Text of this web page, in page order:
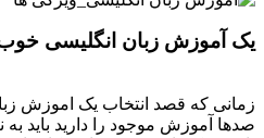
یک آموزش زبان انگلیسی
زمانی که قصد انتخاب یک اموزش
صدها آموزش موجود را دارید باید